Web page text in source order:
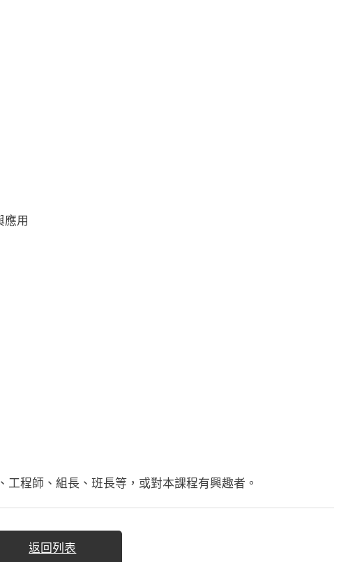
應用
程師、組長、班長等，或對本課程有興趣者。
返回列表